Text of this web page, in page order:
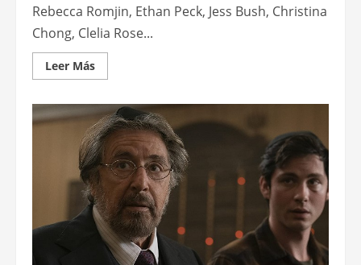
Rebecca Romjin, Ethan Peck, Jess Bush, Christina
Chong, Clelia Rose...
Leer MásLeer
más
Paramount+
revela
el
avance
de
la
nueva
temporada
de
Star
Trek:
Strange
New
Worlds